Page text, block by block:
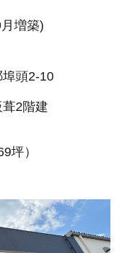
増築)
頭2-10
2階建
坪）